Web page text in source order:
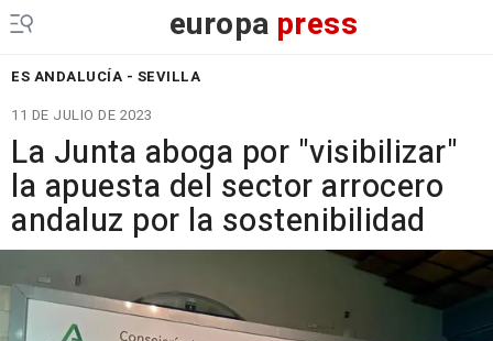
europa press
ES ANDALUCÍA - SEVILLA
11 DE JULIO DE 2023
La Junta aboga por "visibilizar"
la apuesta del sector arrocero
andaluz por la sostenibilidad